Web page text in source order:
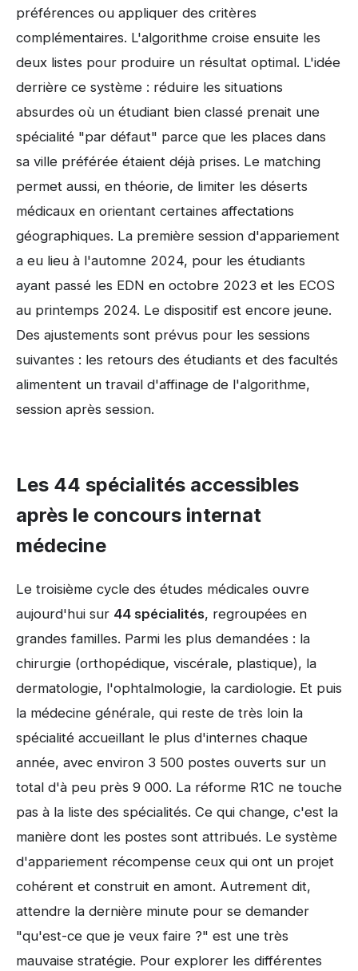
préférences ou appliquer des critères
complémentaires. L'algorithme croise ensuite les
deux listes pour produire un résultat optimal. L'idée
derrière ce système : réduire les situations
absurdes où un étudiant bien classé prenait une
spécialité "par défaut" parce que les places dans
sa ville préférée étaient déjà prises. Le matching
permet aussi, en théorie, de limiter les déserts
médicaux en orientant certaines affectations
géographiques. La première session d'appariement
a eu lieu à l'automne 2024, pour les étudiants
ayant passé les EDN en octobre 2023 et les ECOS
au printemps 2024. Le dispositif est encore jeune.
Des ajustements sont prévus pour les sessions
suivantes : les retours des étudiants et des facultés
alimentent un travail d'affinage de l'algorithme,
session après session.
Les 44 spécialités accessibles
après le concours internat
médecine
Le troisième cycle des études médicales ouvre
aujourd'hui sur 44 spécialités, regroupées en
grandes familles. Parmi les plus demandées : la
chirurgie (orthopédique, viscérale, plastique), la
dermatologie, l'ophtalmologie, la cardiologie. Et puis
la médecine générale, qui reste de très loin la
spécialité accueillant le plus d'internes chaque
année, avec environ 3 500 postes ouverts sur un
total d'à peu près 9 000. La réforme R1C ne touche
pas à la liste des spécialités. Ce qui change, c'est la
manière dont les postes sont attribués. Le système
d'appariement récompense ceux qui ont un projet
cohérent et construit en amont. Autrement dit,
attendre la dernière minute pour se demander
"qu'est-ce que je veux faire ?" est une très
mauvaise stratégie. Pour explorer les différentes